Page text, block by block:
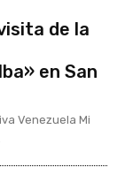
de la
en San
Venezuela Mi